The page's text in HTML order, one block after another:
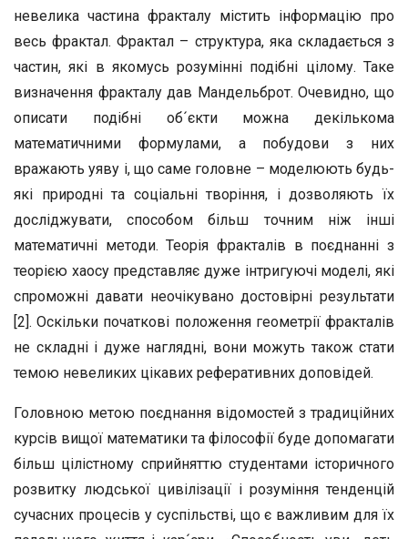
невелика частина фракталу містить інформацію про
весь фрактал. Фрактал – структура, яка складається з
частин, які в якомусь розумінні подібні цілому. Таке
визначення фракталу дав Мандельброт. Очевидно, що
описати подібні об´єкти можна декількома
математичними формулами, а побудови з них
вражають уяву і, що саме головне – моделюють будь-
які природні та соціальні творіння, і дозволяють їх
досліджувати, способом більш точним ніж інші
математичні методи. Теорія фракталів в поєднанні з
теорією хаосу представляє дуже інтригуючі моделі, які
спроможні давати неочікувано достовірні результати
[2]. Оскільки початкові положення геометрії фракталів
не складні і дуже наглядні, вони можуть також стати
темою невеликих цікавих реферативних доповідей.
Головною метою поєднання відомостей з традиційних
курсів вищої математики та філософії буде допомагати
більш цілістному сприйняттю студентами історичного
розвитку людської цивілізації і розуміння тенденцій
сучасних процесів у суспільстві, що є важливим для їх